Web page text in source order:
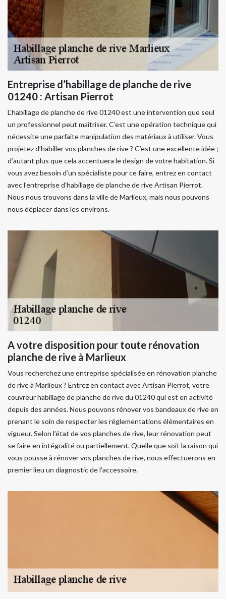
Entreprise d’habillage de planche de rive
01240 : Artisan Pierrot
L’habillage de planche de rive 01240 est une intervention que seul
un professionnel peut maîtriser. C’est une opération technique qui
nécessite une parfaite manipulation des matériaux à utiliser. Vous
projetez d’habiller vos planches de rive ? C’est une excellente idée ;
d’autant plus que cela accentuera le design de votre habitation. Si
vous avez besoin d’un spécialiste pour ce faire, entrez en contact
avec l’entreprise d’habillage de planche de rive Artisan Pierrot.
Nous nous trouvons dans la ville de Marlieux, mais nous pouvons
nous déplacer dans les environs.
A votre disposition pour toute rénovation
planche de rive à Marlieux
Vous recherchez une entreprise spécialisée en rénovation planche
de rive à Marlieux ? Entrez en contact avec Artisan Pierrot, votre
couvreur habillage de planche de rive du 01240 qui est en activité
depuis des années. Nous pouvons rénover vos bandeaux de rive en
prenant le soin de respecter les réglementations élémentaires en
vigueur. Selon l’état de vos planches de rive, leur rénovation peut
se faire en intégralité ou partiellement. Quelle que soit la raison qui
vous pousse à rénover vos planches de rive, nous effectuerons en
premier lieu un diagnostic de l’accessoire.